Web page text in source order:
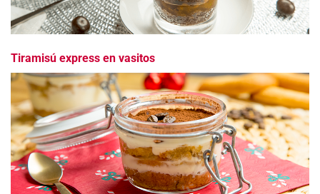
Tiramisú express en vasitos